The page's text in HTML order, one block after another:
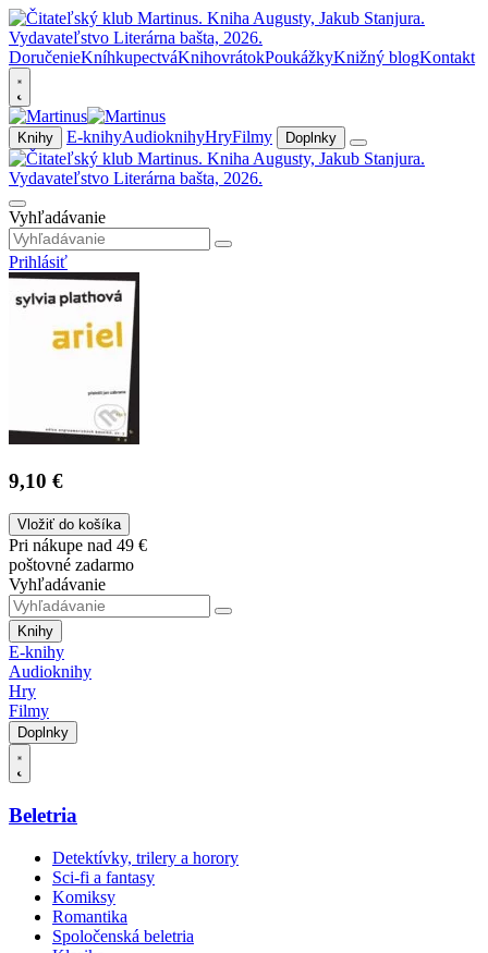
DoručenieKníhkupectváKnihovrátokPoukážkyKnižný blogKontakt
Knihy E-knihyAudioknihyHryFilmy Doplnky
Vyhľadávanie
Prihlásiť
9,10 €
Vložiť do košíka
Pri nákupe nad 49 €
poštovné zadarmo
Vyhľadávanie
Knihy
E-knihy
Audioknihy
Hry
Filmy
Doplnky
Beletria
Detektívky, trilery a horory
Sci-fi a fantasy
Komiksy
Romantika
Spoločenská beletria